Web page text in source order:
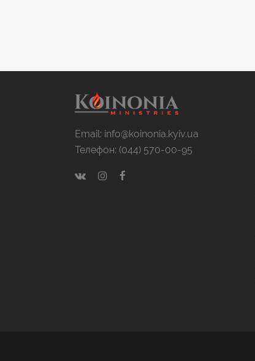
Email: info@koinonia.kyiv.ua
Телефон: (044) 570-00-95